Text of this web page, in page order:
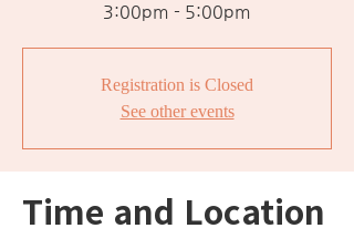
3:00pm - 5:00pm
Registration is Closed
See other events
Time and Location